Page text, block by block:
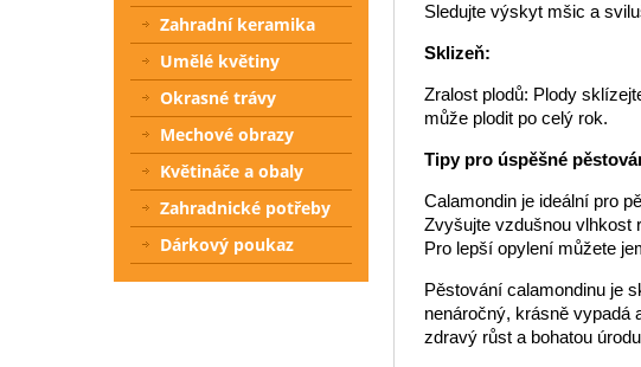
Sledujte výskyt mšic a
Sklizeň:
Zralost plodů: Plody
může plodit po celý rok.
Tipy pro úspěšné
Calamondin je ideální pro
Zvyšujte vzdušnou vlhkost
Pro lepší opylení můžete
Pěstování calamondinu je
nenáročný, krásně vypadá
zdravý růst a bohatou
Zahradní keramika
Umělé květiny
Okrasné trávy
Mechové obrazy
Květináče a obaly
Zahradnické potřeby
Dárkový poukaz